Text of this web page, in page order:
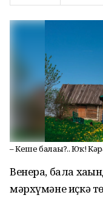
– Кеше балаһы?.. Юҡ!
Венера, бала
мәрхүмәне иҫкә